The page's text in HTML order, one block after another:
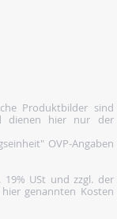
Produktbilder sind
dienen hier nur der
OVP-Angaben
USt und zzgl. der
genannten Kosten